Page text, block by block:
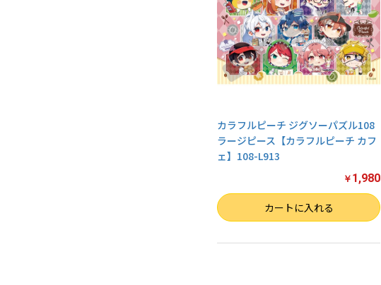
カラフルピーチ ジグソーパズル108
ラージピース【カラフルピーチ カフ
ェ】108-L913
￥ 1,980
数量 カートに入れる